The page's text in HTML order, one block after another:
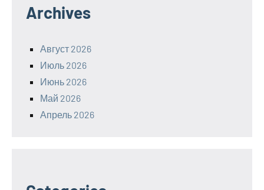
Archives
Август 2026
Июль 2026
Июнь 2026
Май 2026
Апрель 2026